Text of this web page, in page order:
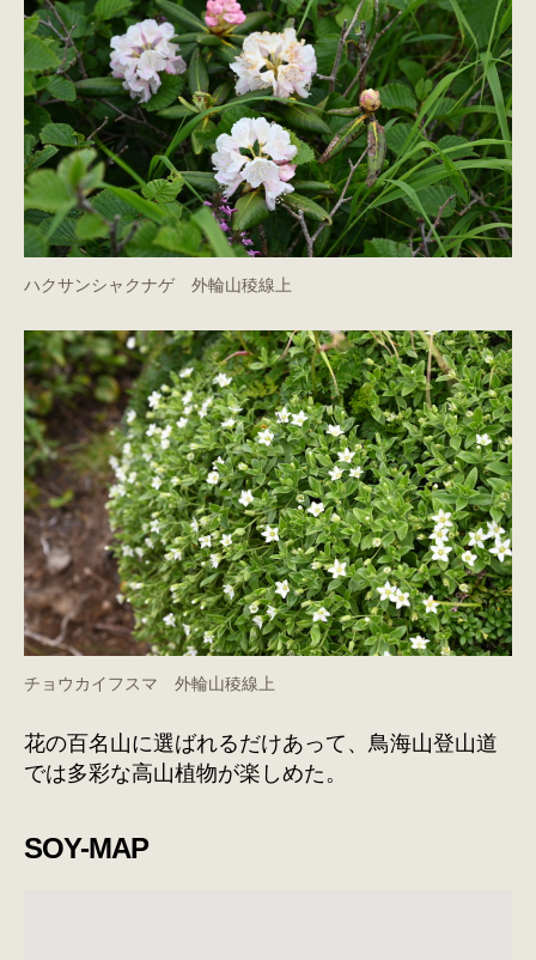
ハクサンシャクナゲ 外輪山稜線上
チョウカイフスマ 外輪山稜線上
花の百名山に選ばれるだけあって、鳥海山登山道
では多彩な高山植物が楽しめた。
SOY-MAP